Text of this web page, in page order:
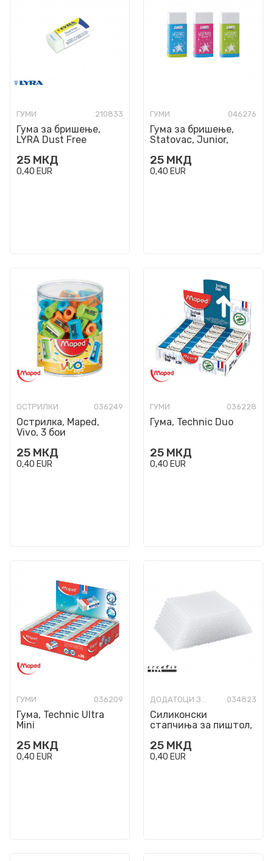
ГУМИ 210833
Гума за бришење,
LYRA Dust Free
25 МКД
0,40 EUR
ГУМИ 046276
Гума за бришење,
Statovac, Junior,
25 МКД
0,40 EUR
ОСТРИЛКИ 036249
Острилка, Maped,
Vivo, 3 бои
25 МКД
0,40 EUR
ГУМИ 036228
Гума, Technic Duo
25 МКД
0,40 EUR
ГУМИ 036209
Гума, Technic Ultra
Mini
25 МКД
0,40 EUR
ДОДАТОЦИ ЗА ИЗРАБОТКА 034823
Силиконски
стапчиња за пиштол,
10 цм
25 МКД
0,40 EUR